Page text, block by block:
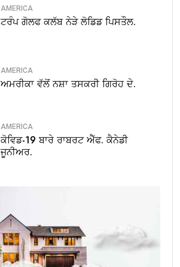
AMERICA
ਟਰੰਪ ਗੋਲਫ ਕਲੱਬ ਨੇੜੇ ਲੋਡਿਡ ਪਿਸਤੌਲ.
AMERICA
ਅਮਰੀਕਾ ਵੱਲੋਂ ਨਸ਼ਾ ਤਸਕਰੀ ਗਿਰੋਹ ਦੇ.
AMERICA
ਕੋਵਿਡ-19 ਬਾਰੇ ਰਾਬਰਟ ਐੱਫ. ਕੈਨੇਡੀ
ਜੂਨੀਅਰ.